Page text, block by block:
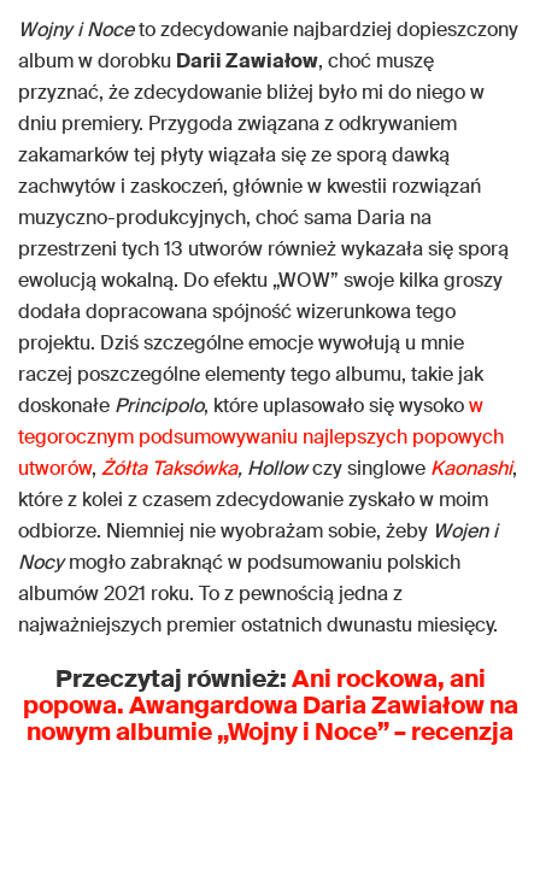
Wojny i Noceto zdecydowanie najbardziej dopieszczony
album w dorobku Darii Zawiałow, choć muszę
przyznać, że zdecydowanie bliżej było mi do niego w
dniu premiery. Przygoda związana z odkrywaniem
zakamarków tej płyty wiązała się ze sporą dawką
zachwytów i zaskoczeń, głównie w kwestii rozwiązań
muzyczno-produkcyjnych, choć sama Daria na
przestrzeni tych 13 utworów również wykazała się sporą
ewolucją wokalną. Do efektu „WOW” swoje kilka groszy
dodała dopracowana spójność wizerunkowa tego
projektu. Dziś szczególne emocje wywołują u mnie
raczej poszczególne elementy tego albumu, takie jak
doskonałe Principolo, które uplasowało się wysokow
tegorocznym podsumowywaniu najlepszych popowych
utworów, Żółta Taksówka, Hollowczy singlowe Kaonashi,
które z kolei z czasem zdecydowanie zyskało w moim
odbiorze. Niemniej nie wyobrażam sobie, żeby Wojen i
Nocymogło zabraknąć w podsumowaniu polskich
albumów 2021 roku. To z pewnością jedna z
najważniejszych premier ostatnich dwunastu miesięcy.
Przeczytaj również:Ani rockowa, ani
popowa. Awangardowa Daria Zawiałow na
nowym albumie „Wojny i Noce” – recenzja